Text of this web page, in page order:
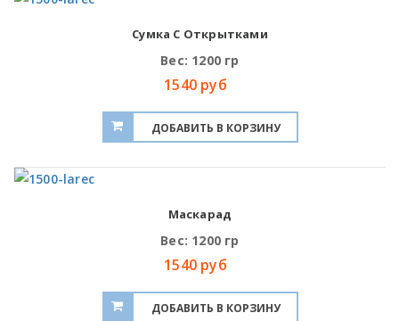
Сумка С Открытками
Вес: 1200 гр
1540 руб
Маскарад
Вес: 1200 гр
1540 руб